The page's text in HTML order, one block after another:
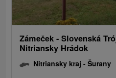
Zámeček - Slovenská
Nitriansky Hrádok
Nitriansky kraj -Šurany